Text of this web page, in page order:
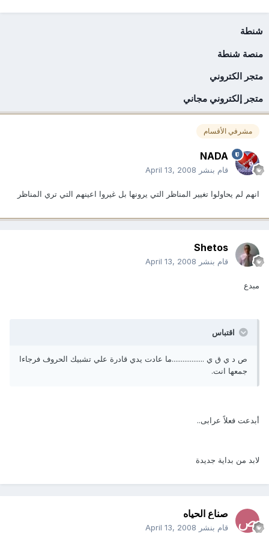
شنطة
منصة شنطة
متجر الكتروني
متجر إلكتروني مجاني
مشرفي الأقسام
NADA
قام بنشر April 13, 2008
انهم لم يحاولوا تغيير المناظر التي يرونها بل غيروا اعينهم التي تري المناظر
Shetos
قام بنشر April 13, 2008
مبدع
اقتباس
ص د ي ق ي ..................ما عادت يدي قادرة علي تشبيك الحروف فرجاءا
جمعها انت.
أبدعت فعلاً عرابى..
لابد من بداية جديدة
صناع الحياه
قام بنشر April 13, 2008